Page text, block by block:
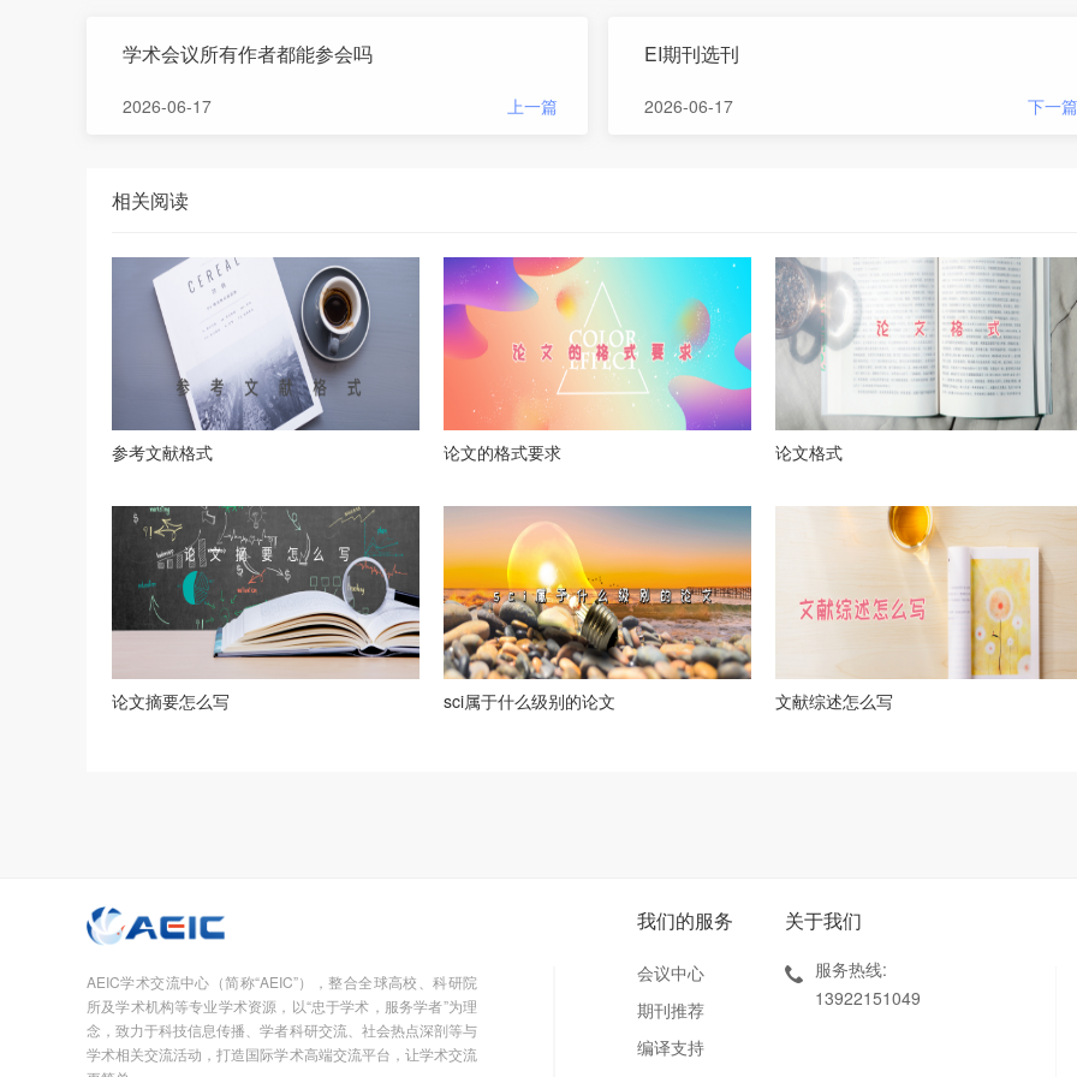
学术会议所有作者都能参会吗
2026-06-17 上一篇
EI期刊选刊
2026-06-17 下一篇
相关阅读
参考文献格式 论文的格式要求 论文格式
论文摘要怎么写 sci属于什么级别的论文 文献综述怎么写
AEIC学术交流中心（简称“AEIC”），整合全球高校、科研院
所及学术机构等专业学术资源，以“忠于学术，服务学者”为理
念，致力于科技信息传播、学者科研交流、社会热点深剖等与
学术相关交流活动，打造国际学术高端交流平台，让学术交流
我们的服务
会议中心
期刊推荐
编译支持
关于我们
服务热线:
13922151049